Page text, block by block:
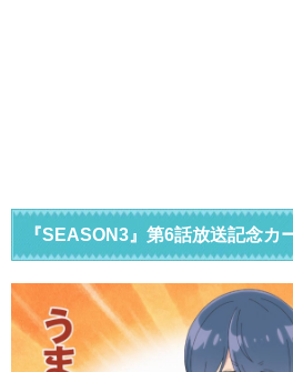
『SEASON3』第6話放送記念